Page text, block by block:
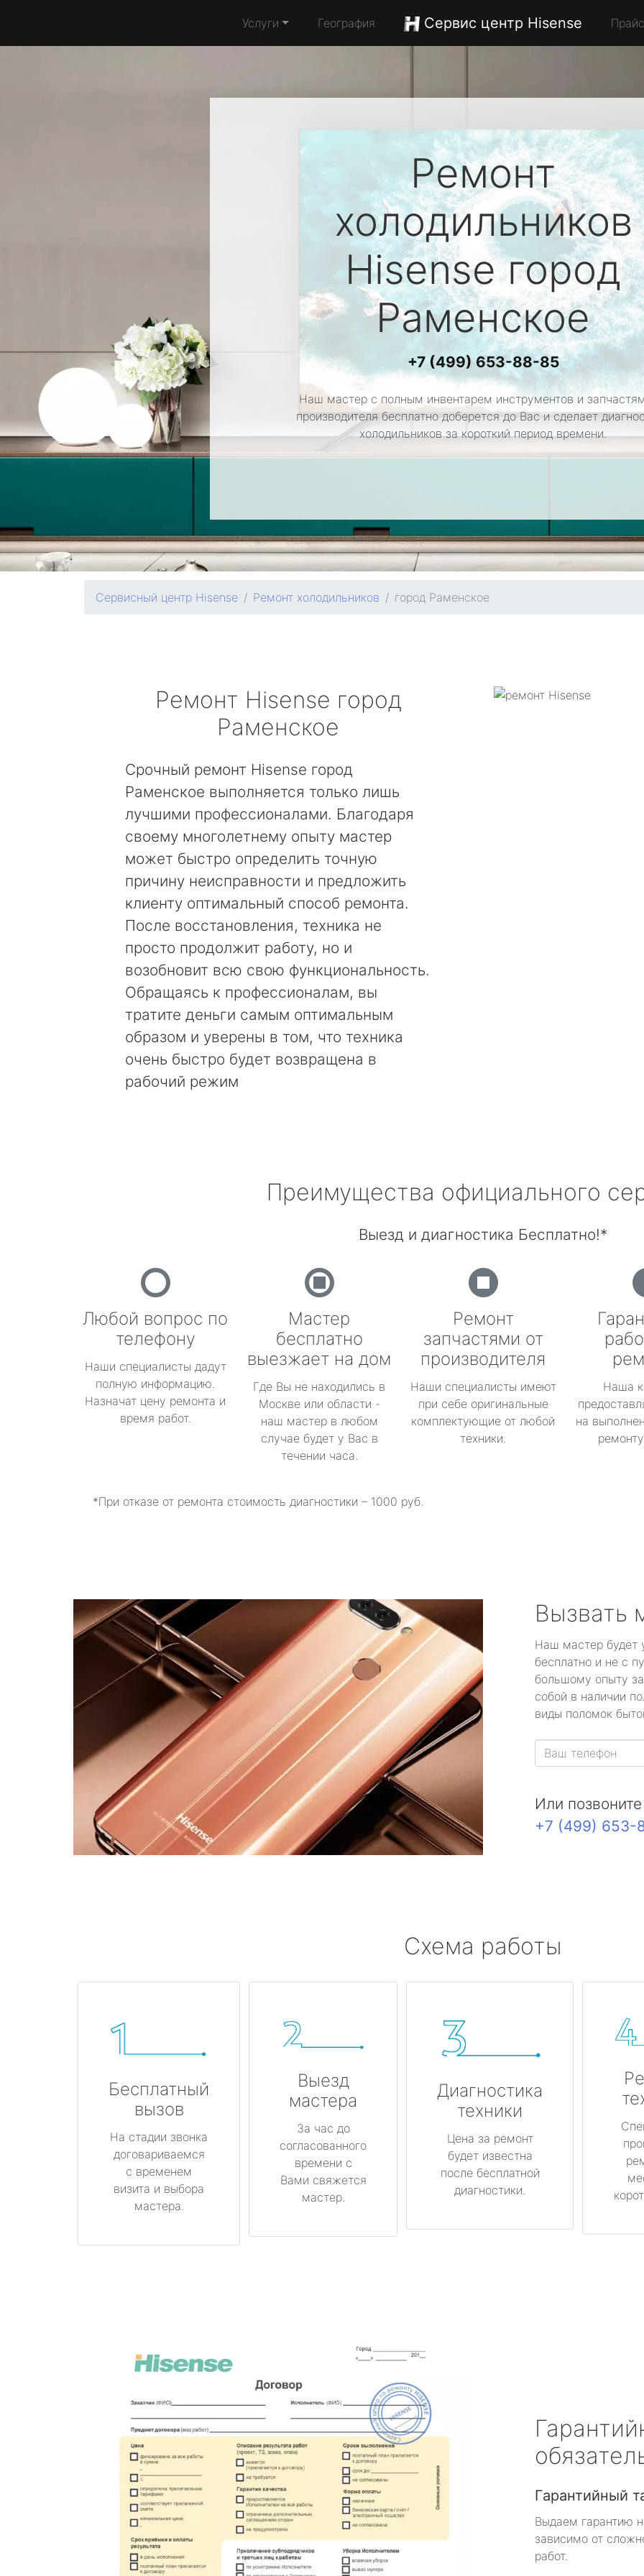
Услуги География Сервис центр Hisense Прайс
Ремонт
холодильников
Hisenseгород
Раменское
+7 (499) 653-88-85
Наш мастер с полным инвентарем инструментов и
производителя бесплатно доберется до Вас и сделает
холодильников за короткий период времени.
Сервисный центр Hisense Ремонт холодильников город Раменское
Ремонт Hisense город
Раменское
Срочный ремонт Hisense город
Раменское выполняется только лишь
лучшими профессионалами. Благодаря
своему многолетнему опыту мастер
может быстро определить точную
причину неисправности и предложить
клиенту оптимальный способ ремонта.
После восстановления, техника не
просто продолжит работу, но и
возобновит всю свою функциональность.
Обращаясь к профессионалам, вы
тратите деньги самым оптимальным
образом и уверены в том, что техника
очень быстро будет возвращена в
рабочий режим
Преимущества официального
Выезд и диагностика Бесплатно!*
Любой вопрос по
телефону
Наши специалисты дадут
полную информацию.
Назначат цену ремонта и
время работ.
Мастер
бесплатно
выезжает на дом
Где Вы не находились в
Москве или области -
наш мастер в любом
случае будет у Вас в
течении часа.
Ремонт
запчастями от
производителя
Наши специалисты имеют
при себе оригинальные
комплектующие от любой
техники.
Наша
на
*При отказе от ремонта стоимость диагностики – 1000 руб.
Вызвать
Наш мастер будет
бесплатно и не с
большому опыту
собой в наличии
виды поломок
Или
+7 (499) 653-
Схема работы
Бесплатный
вызов
На стадии звонка
договариваемся
с временем
визита и выбора
мастера.
Выезд
мастера
За час до
согласованного
времени с
Вами свяжется
мастер.
Диагностика
техники
Цена за ремонт
будет известна
после бесплатной
диагностики.
Гарантийный
Выдаем гарантию
зависимо от
работ.